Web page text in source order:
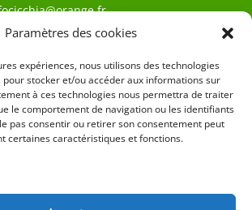
Paramètres des cookies
expériences, nous utilisons des technologies
pour stocker et/ou accéder aux informations sur
à ces technologies nous permettra de traiter
le comportement de navigation ou les identifiants
pas consentir ou retirer son consentement peut
certaines caractéristiques et fonctions.
de ville de Focicchia